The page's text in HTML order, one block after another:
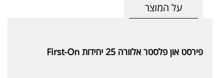
על המוצר
פירסט און פלסטר אלוורה 25 יחידות First-On